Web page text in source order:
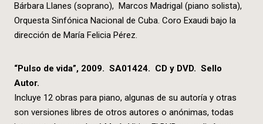
Bárbara Llanes (soprano), Marcos Madrigal (piano solista),
Orquesta Sinfónica Nacional de Cuba. Coro Exaudi bajo la
dirección de María Felicia Pérez.
“Pulso de vida”, 2009. SA01424. CD y DVD. Sello
Autor.
Incluye 12 obras para piano, algunas de su autoría y otras
son versiones libres de otros autores o anónimas, todas